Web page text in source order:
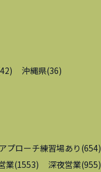
42) 沖縄県(36)
アプローチ練習場あり (654)
業(1553) 深夜営業(955)